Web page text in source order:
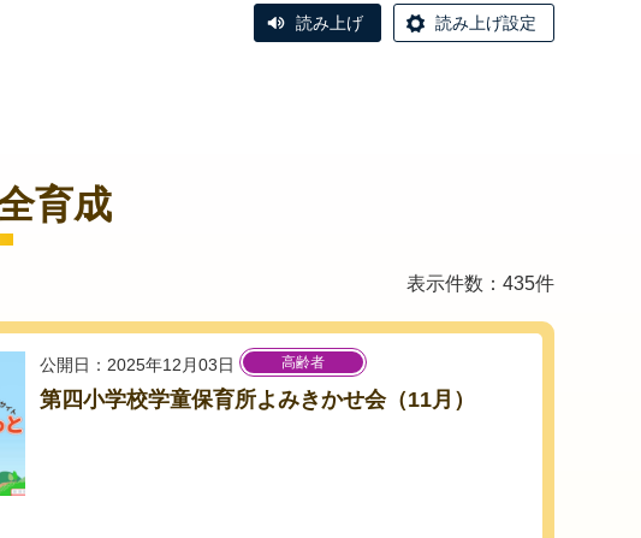
読み上げ 読み上げ設定
育成
表示件数：435件
公開日：2025年12月03日 高齢者
第四小学校学童保育所よみきかせ会（11月）